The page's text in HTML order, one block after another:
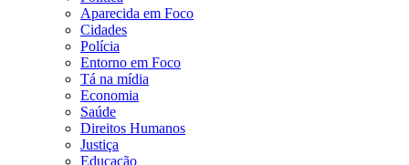
Aparecida em Foco
Cidades
Polícia
Entorno em Foco
Tá na mídia
Economia
Saúde
Direitos Humanos
Justiça
Educação